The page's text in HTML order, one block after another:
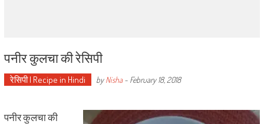
पनीर कुलचा की रेसिपी
रेसिपी | Recipe in Hindi byNisha- February 18, 2018
पनीर कुलचा की